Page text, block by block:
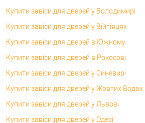
Купити завіси для дверей у Володимирі
Купити завіси для дверей у Війтівцях
Купити завіси для дверей в Южному
Купити завіси для дверей в Рокосові
Купити завіси для дверей у Синевирі
Купити завіси для дверей у Жовтих Водах
Купити завіси для дверей у Львові
Купити завіси для дверей у Одесі